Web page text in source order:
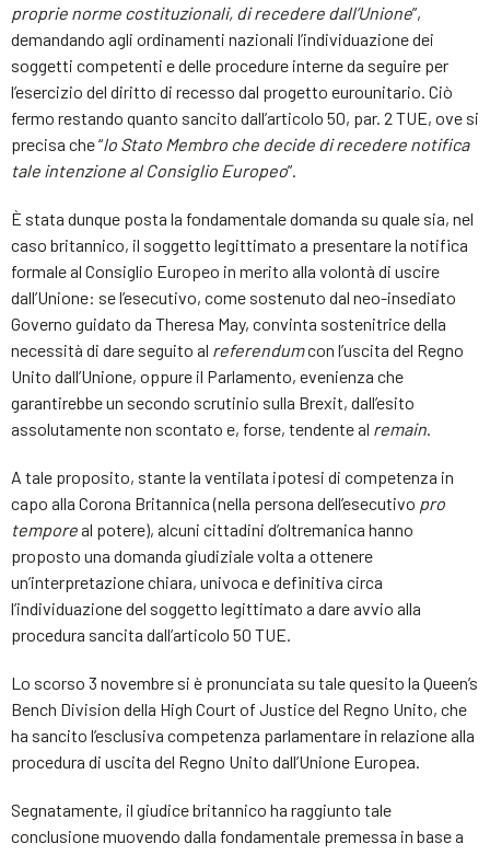
proprie norme costituzionali, di recedere dall’Unione”,
demandando agli ordinamenti nazionali l’individuazione dei
soggetti competenti e delle procedure interne da seguire per
l’esercizio del diritto di recesso dal progetto eurounitario. Ciò
fermo restando quanto sancito dall’articolo 50, par. 2 TUE, ove si
precisa che “lo Stato Membro che decide di recedere notifica
tale intenzione al Consiglio Europeo”.
È stata dunque posta la fondamentale domanda su quale sia, nel
caso britannico, il soggetto legittimato a presentare la notifica
formale al Consiglio Europeo in merito alla volontà di uscire
dall’Unione: se l’esecutivo, come sostenuto dal neo-insediato
Governo guidato da Theresa May, convinta sostenitrice della
necessità di dare seguito al referendumcon l’uscita del Regno
Unito dall’Unione, oppure il Parlamento, evenienza che
garantirebbe un secondo scrutinio sulla Brexit, dall’esito
assolutamente non scontato e, forse, tendente al remain.
A tale proposito, stante la ventilata ipotesi di competenza in
capo alla Corona Britannica (nella persona dell’esecutivo pro
temporeal potere), alcuni cittadini d’oltremanica hanno
proposto una domanda giudiziale volta a ottenere
un’interpretazione chiara, univoca e definitiva circa
l’individuazione del soggetto legittimato a dare avvio alla
procedura sancita dall’articolo 50 TUE.
Lo scorso 3 novembre si è pronunciata su tale quesito la Queen’s
Bench Division della High Court of Justice del Regno Unito, che
ha sancito l’esclusiva competenza parlamentare in relazione alla
procedura di uscita del Regno Unito dall’Unione Europea.
Segnatamente, il giudice britannico ha raggiunto tale
conclusione muovendo dalla fondamentale premessa in base a